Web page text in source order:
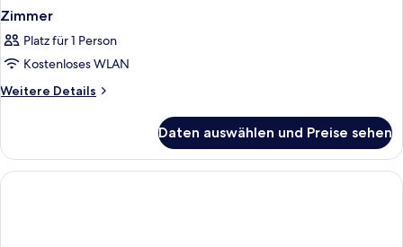
Zimmer
Platz für 1 Person
Kostenloses WLAN
Weitere Details
Weitere
Daten auswählen und Preise sehen